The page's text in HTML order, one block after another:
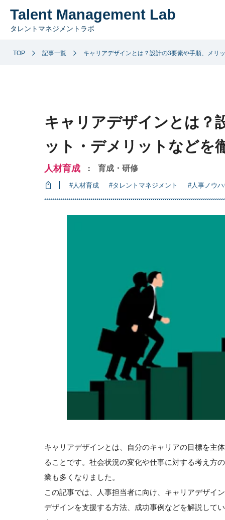
Talent Management Lab
タレントマネジメントラボ
TOP 記事一覧 キャリアデザインとは？設計の3要素や手順、メリ
キャリアデザインとは？
ット・デメリットなどを
人材育成 ： 育成・研修
#人材育成 #タレントマネジメント #人事ノウ
キャリアデザインとは、自分のキャリアの目標を主
ることです。社会状況の変化や仕事に対する考え方
業も多くなりました。
この記事では、人事担当者に向け、キャリアデザイ
デザインを支援する方法、成功事例などを解説して